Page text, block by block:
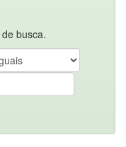
busca.